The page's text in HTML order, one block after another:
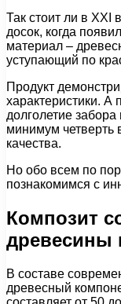
Так стоит ли в XXI
досок, когда
материал –
уступающий по
Продукт
характеристики. А
долголетие
минимум четверть
качества.
Но обо всем по
познакомимся с
Композит
древесины
В составе
древесный